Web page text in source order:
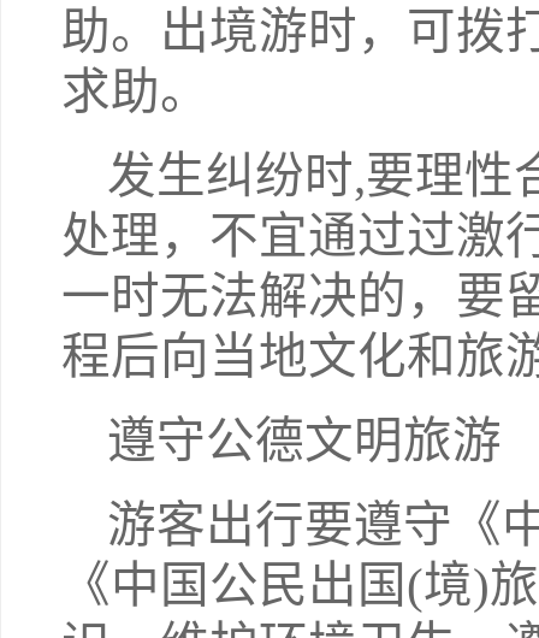
助。出境游时，可拨
求助。
发生纠纷时,要理性
处理，不宜通过过激
一时无法解决的，要
程后向当地文化和旅
遵守公德文明旅游
游客出行要遵守《
《中国公民出国(境)